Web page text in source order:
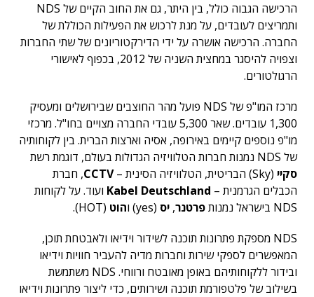
הרכישה הגבוה כולל, בין היתר, גם את החוב הקיים של NDS
ותמריצים לעובדים, על מנת לרכוש את הפעילות הכוללת של
החברה. הרכישה אושרה על ידי הדירקטוריונים של שתי החברות
וצפויה להיסגר במחצית השניה של 2012, בכפוף לאישורי
הרגולטורים.
מרכז המו"פ של NDS פועל מהר החוצבים שבירושלים ומעסיק
1,300 עובדים. שאר 5,300 עובדי החברה מצויים בחו"ל. מרכזי
מו"פ נוספים קיימים באירופה, אסיה וארצות הברית. בין לקוחותיה
של NDS נמנות חברות הטלוויזיה הגדולות בעולם, דוגמת רשת
סקיי (Sky) הבריטית, הטלוויזיה הסינית – CCTV, חברת
הכבלים הגרמנית – Kabel Deutschland ועוד. על לקוחות
NDS בישראל נמנות
פרטנר, יס (yes) ו הוט (HOT).
NDS מספקת פתרונות תוכנה לשידור וידיאו ולאבטחת תוכן,
המאפשרים לספקי שירות וחברות מדיה להעביר חוויות וידיאו
ובידור ללקוחותיהם באופן מאובטח ורווחי. NDS משתמשת
בשילוב של פלטפורמת תוכנה ושירותים, כדי ליצור פתרונות וידיאו